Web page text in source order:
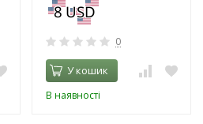
0
У кошик
В наявності